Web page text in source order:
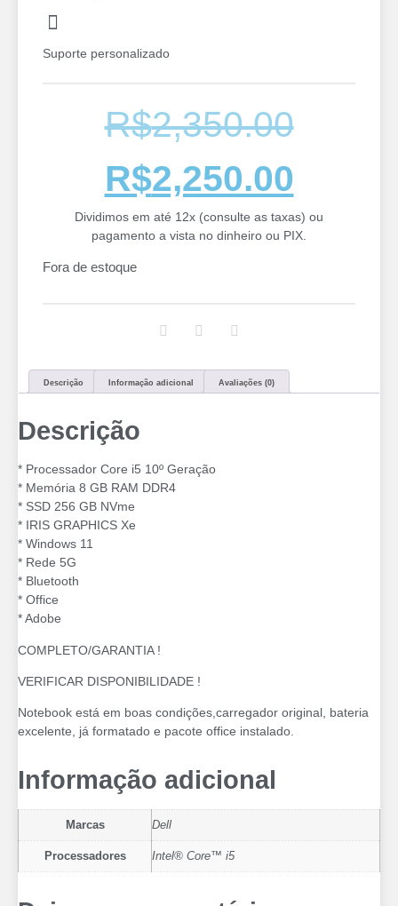
Suporte personalizado
R$2,350.00
R$2,250.00
Dividimos em até 12x (consulte as taxas) ou
pagamento a vista no dinheiro ou PIX.
Fora de estoque
Descrição Informação adicional Avaliações (0)
Descrição
* Processador Core i5 10º Geração
* Memória 8 GB RAM DDR4
* SSD 256 GB NVme
* ⁠IRIS GRAPHICS Xe
* Windows 11
* Rede 5G
* Bluetooth
* Office
* Adobe
COMPLETO/GARANTIA !
VERIFICAR DISPONIBILIDADE !
Notebook está em boas condições,carregador original, bateria
excelente, já formatado e pacote office instalado.
Informação adicional
Marcas Dell
Processadores Intel® Core™ i5